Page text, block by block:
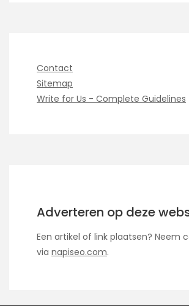
Contact
Sitemap
Write for Us - Complete Guidelines
Adverteren op deze
Een artikel of link plaatsen? Neem
via napiseo.com.